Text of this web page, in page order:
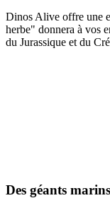
Dinos Alive offre une
herbe" donnera à vos
du Jurassique et du
Des géants